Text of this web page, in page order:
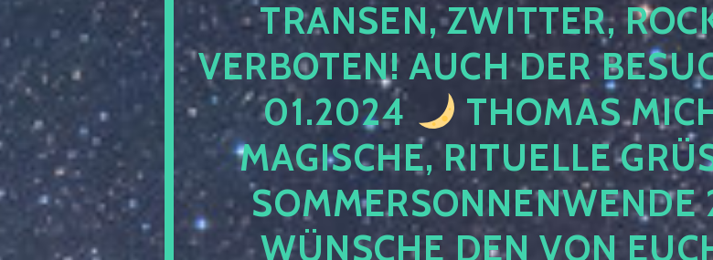
TRANSEN, ZWITTER,
VERBOTEN! AUCH DER
01.2024
THOMAS
MAGISCHE, RITUELLE
WÜNSCHE DEN VON